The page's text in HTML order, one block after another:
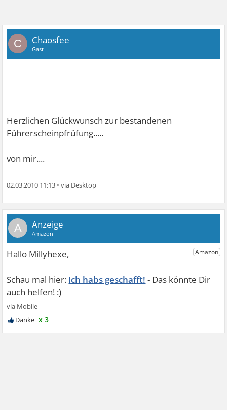
C Chaosfee
Gast
Herzlichen Glückwunsch zur bestandenen
Führerscheinpfrüfung.....
von mir....
02.03.2010 11:13 •
A
Ich habs geschafft!
x 3